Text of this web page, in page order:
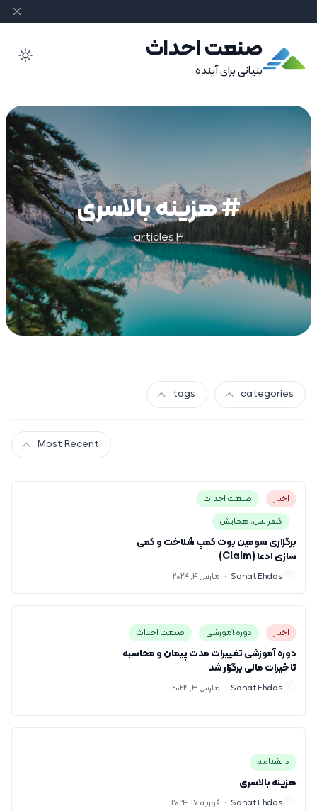
صنعت احداث
بنیانی برای آینده
# هزینه بالاسری
3 articles
categories
tags
Most Recent
اخبار
صنعت احداث
کنفرانس، همایش
برگزاری سومین بوت کمپ شناخت و کمی
سازی ادعا (Claim)
Sanat Ehdas
· مارس 4, 2024
اخبار دوره آموزشی صنعت احداث
دوره آموزشی تغییرات مدت پیمان و محاسبه
تاخیرات مالی برگزار شد
Sanat Ehdas
· مارس 3, 2024
دانشنامه
هزینه بالاسری
Sanat Ehdas
· فوریه 17, 2024